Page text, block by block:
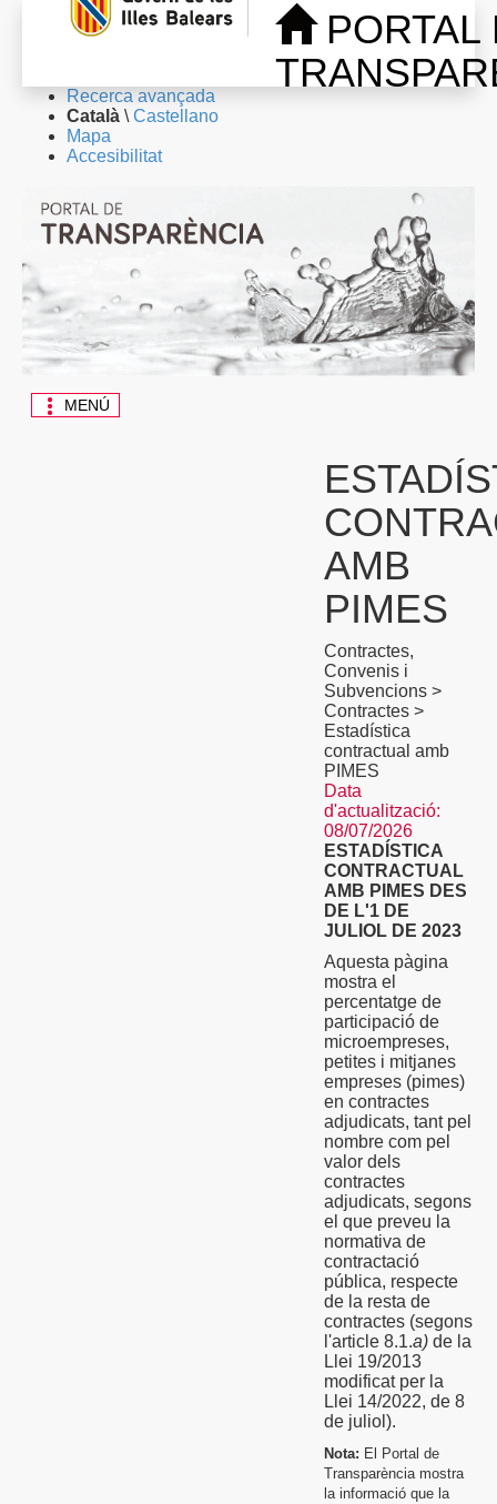
PORTAL
Recerca avançada
Català \ Castellano
Mapa
Accesibilitat
MENÚ
AMB
PIMES
Contractes,
Convenis i
Subvencions >
Contractes >
Estadística
contractual amb
PIMES
Data
d'actualització:
08/07/2026
ESTADÍSTICA
CONTRACTUAL
AMB PIMES DES
DE L'1 DE
JULIOL DE 2023
Aquesta pàgina
mostra el
percentatge de
participació de
microempreses,
petites i mitjanes
empreses (pimes)
en contractes
adjudicats, tant pel
nombre com pel
valor dels
contractes
adjudicats, segons
el que preveu la
normativa de
contractació
pública, respecte
de la resta de
contractes (segons
l'article 8.1.a) de la
Llei 19/2013
modificat per la
Llei 14/2022, de 8
de juliol).
Nota: El Portal de
Transparència mostra
la informació que la